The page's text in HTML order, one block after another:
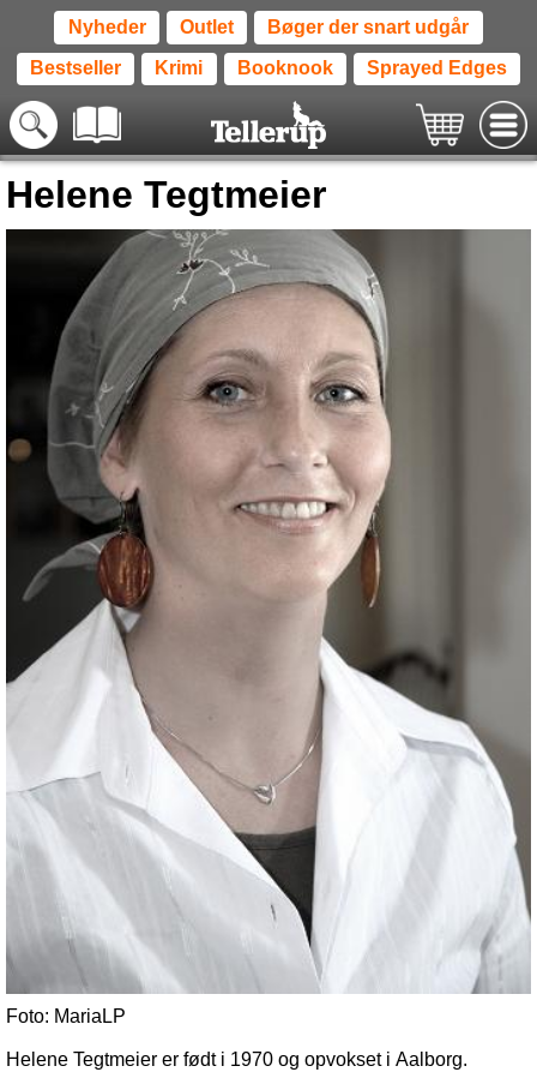
Nyheder Outlet Bøger der snart udgår
Bestseller Krimi Booknook Sprayed Edges
Helene Tegtmeier
Foto: MariaLP
Helene Tegtmeier er født i 1970 og opvokset i Aalborg.